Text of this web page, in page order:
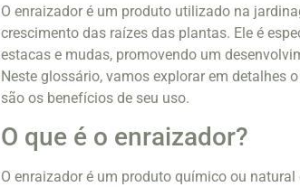
O enraizador é um produto utilizado na
crescimento das raízes das plantas. Ele é
estacas e mudas, promovendo um
Neste glossário, vamos explorar em detalhes
são os benefícios de seu uso.
O que é o enraizador?
O enraizador é um produto químico ou